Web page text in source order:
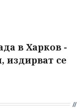
в Харков -
издирват се